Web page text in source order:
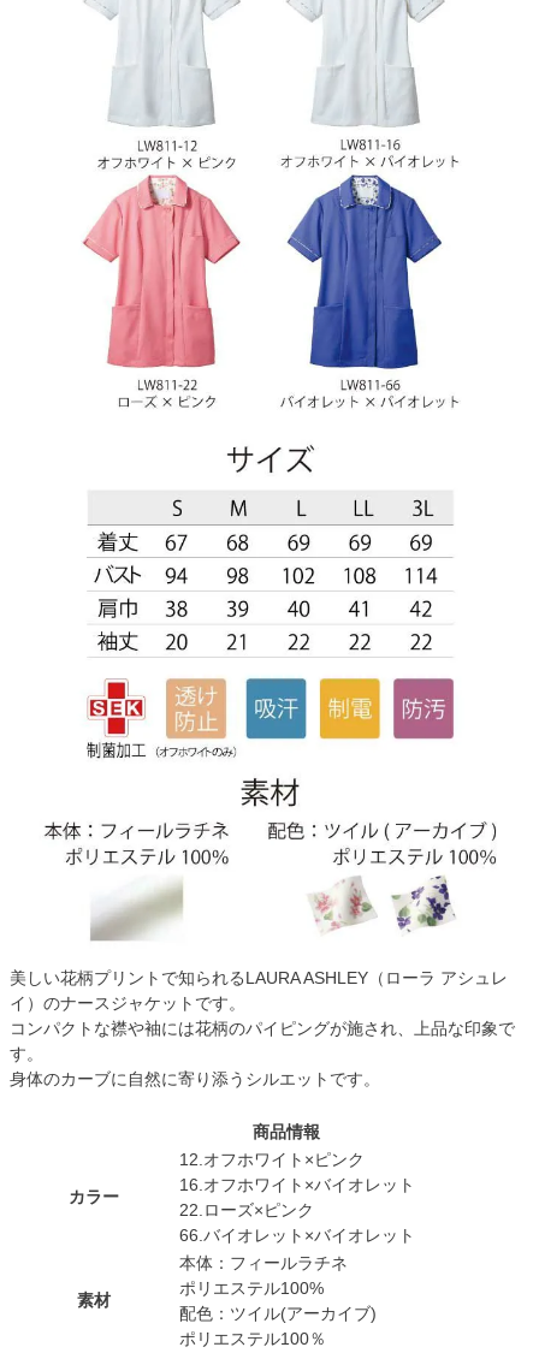
美しい花柄プリントで知られるLAURA ASHLEY（ローラ アシュレ
イ）のナースジャケットです。
コンパクトな襟や袖には花柄のパイピングが施され、上品な印象で
す。
身体のカーブに自然に寄り添うシルエットです。
商品情報
カラー
12.オフホワイト×ピンク
16.オフホワイト×バイオレット
22.ローズ×ピンク
66.バイオレット×バイオレット
素材
本体：フィールラチネ
ポリエステル100%
配色：ツイル(アーカイブ)
ポリエステル100％